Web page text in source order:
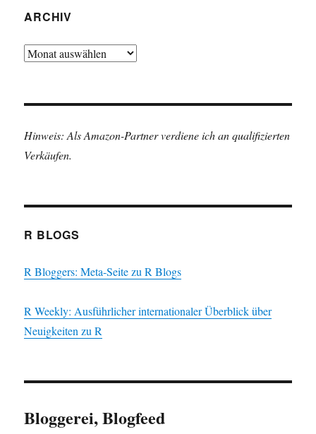
ARCHIV
Archiv
Hinweis: Als Amazon-Partner verdiene ich an qualifizierten
Verkäufen.
R BLOGS
R Bloggers: Meta-Seite zu R Blogs
R Weekly: Ausführlicher internationaler Überblick über
Neuigkeiten zu R
Bloggerei, Blogfeed